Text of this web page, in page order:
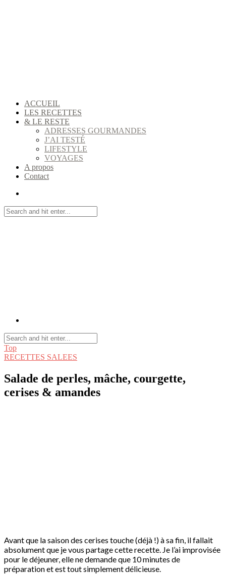
ACCUEIL
LES RECETTES
& LE RESTE
ADRESSES GOURMANDES
J’AI TESTÉ
LIFESTYLE
VOYAGES
A propos
Contact
Top
RECETTES SALEES
Salade de perles, mâche, courgette,
cerises & amandes
Avant que la saison des cerises touche (déjà !) à sa fin, il fallait
absolument que je vous partage cette recette. Je l’ai improvisée
pour le déjeuner, elle ne demande que 10 minutes de
préparation et est tout simplement délicieuse.